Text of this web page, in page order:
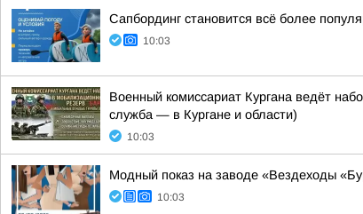
Сапбординг становится всё более
10:03
Военный комиссариат Кургана ведёт
служба — в Кургане и области)
10:03
Модный показ на заводе «Вездеходы
10:03